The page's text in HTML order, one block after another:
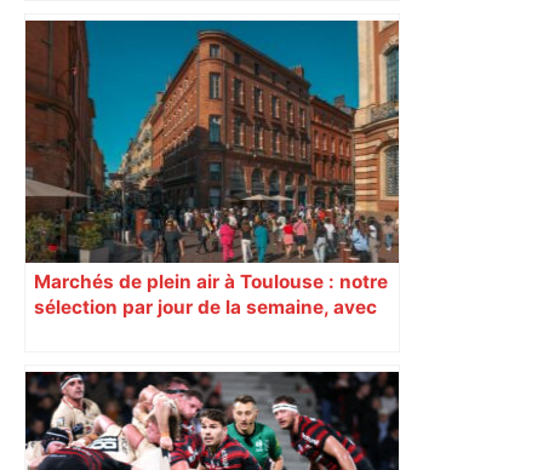
Marchés de plein air à Toulouse : notre
sélection par jour de la semaine, avec